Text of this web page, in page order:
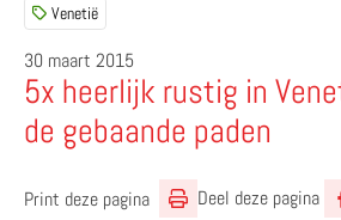
Venetië
30 maart 2015
5x heerlijk rustig in
de gebaande paden
Print deze pagina Deel deze pagina